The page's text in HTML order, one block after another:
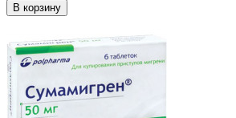
В корзину